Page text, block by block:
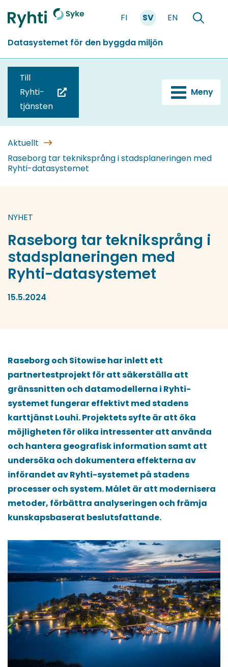
till
Förstasidan
FI SV EN
Söka
Datasystemet för den byggda miljön
Till
Ryhti-
tjänsten
blir
omdirigerad
till
en
annan
Meny
Aktuellt
Raseborg tar tekniksprång i stadsplaneringen med
Ryhti-datasystemet
NYHET
Raseborg tar tekniksprång i
stadsplaneringen med
Ryhti-datasystemet
15.5.2024
Raseborg och Sitowise har inlett ett
partnertestprojekt för att säkerställa att
gränssnitten och datamodellerna i Ryhti-
systemet fungerar effektivt med stadens
karttjänst Louhi. Projektets syfte är att öka
möjligheten för olika intressenter att använda
och hantera geografisk information samt att
undersöka och dokumentera effekterna av
införandet av Ryhti-systemet på stadens
processer och system. Målet är att modernisera
metoder, förbättra analyseringen och främja
kunskapsbaserat beslutsfattande.